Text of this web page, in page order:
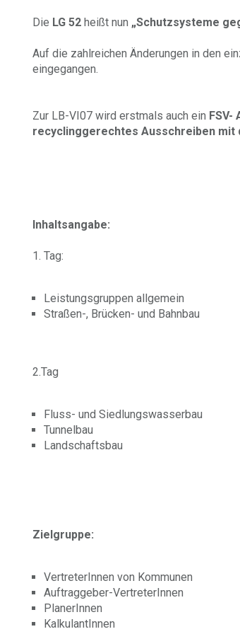
Die LG 52heißt nun „Schutzsysteme
Auf die zahlreichen Änderungen in den
eingegangen.
Zur LB-VI07 wird erstmals auch ein FSV-
recyclinggerechtes Ausschreiben mit
Inhaltsangabe:
1. Tag:
Leistungsgruppen allgemein
Straßen-, Brücken- und Bahnbau
2.Tag
Fluss- und Siedlungswasserbau
Tunnelbau
Landschaftsbau
Zielgruppe:
VertreterInnen von Kommunen
Auftraggeber-VertreterInnen
PlanerInnen
KalkulantInnen